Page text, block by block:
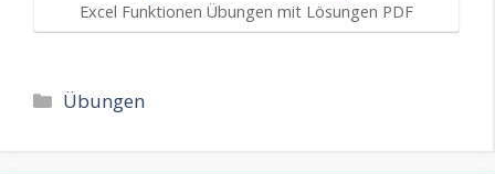
Excel Funktionen Übungen mit Lösungen PDF
Kategorien
Übungen